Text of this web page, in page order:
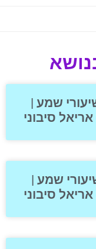
טנת"א | 00 שיעורי שמע |
סיבוני
טנת"א | 00 שיעורי שמע |
סיבוני